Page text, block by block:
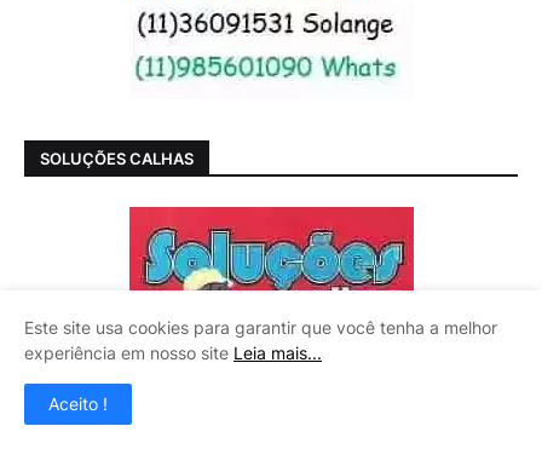
SOLUÇÕES CALHAS
Este site usa cookies para garantir que você tenha a melhor
experiência em nosso site Leia mais...
Aceito !